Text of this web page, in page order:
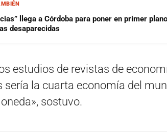
llega a Córdoba para poner en primer
desaparecidas
estudios de revistas de
sería la cuarta economía del
sostuvo.